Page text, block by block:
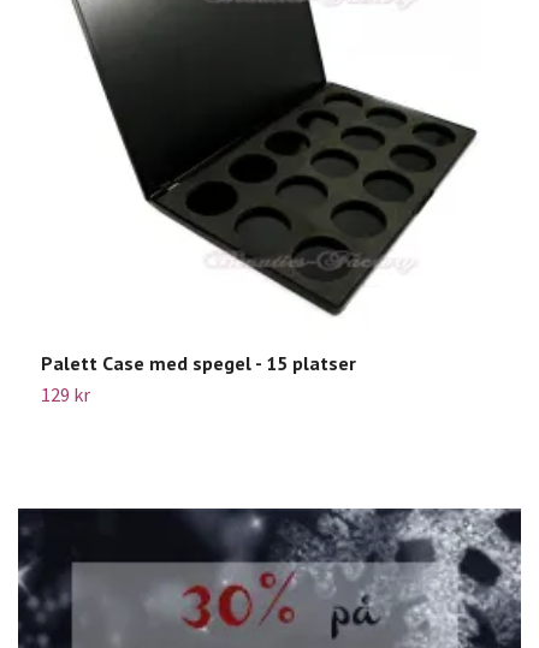
Palett Case med spegel - 15 platser
129 kr